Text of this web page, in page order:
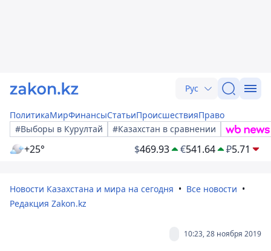
Рус
ПолитикаМирФинансыСтатьиПроисшествияПраво
#Выборы в Курултай
#Казахстан в сравнении
+25° $469.93 €541.64 ₽5.71
Новости Казахстана и мира на сегодня
Все новости
Редакция Zakon.kz
10:23, 28 ноября 2019